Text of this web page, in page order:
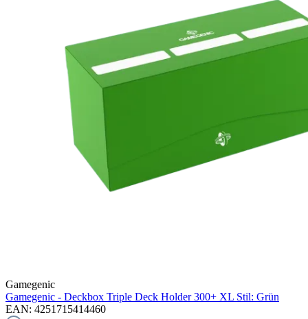
Gamegenic
Gamegenic - Deckbox Triple Deck Holder 300+ XL Stil: Grün
EAN: 4251715414460